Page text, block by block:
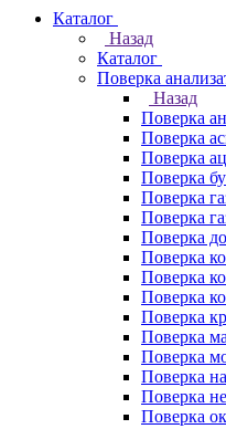
Каталог
Назад
Каталог
Поверка
Назад
Поверка
Поверка
Поверка
Поверка
Поверка
Поверка
Поверка
Поверка
Поверка
Поверка
Поверка
Поверка
Поверка
Поверка
Поверка
Поверка